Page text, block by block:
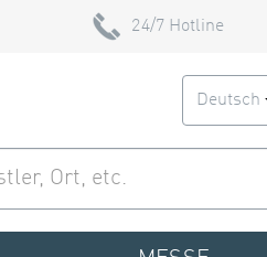
24/7 Hotline
Deutsch